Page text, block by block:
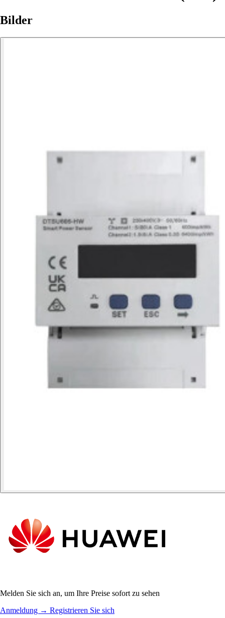
Bilder
Melden Sie sich an, um Ihre Preise sofort zu sehen
Anmeldung → Registrieren Sie sich